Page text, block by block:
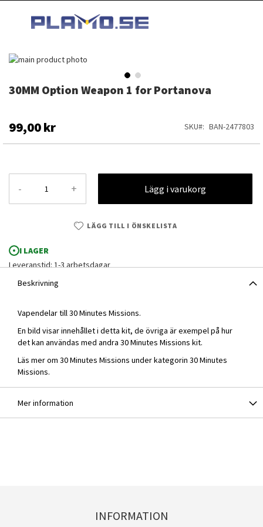
INNEHÅLLET
30MM Option Weapon 1 for Portanova
99,00 kr SKU BAN-2477803
- + Lägg i varukorg
LÄGG TILL I ÖNSKELISTA
I LAGER
Leveranstid: 1-3 arbetsdagar
Hoppa
av
Hoppa
av
bildgalleriet
Beskrivning
Vapendelar till 30 Minutes Missions.
En bild visar innehållet i detta kit, de övriga är exempel på hur
det kan användas med andra 30 Minutes Missions kit.
Läs mer om 30 Minutes Missions under kategorin 30 Minutes
Missions.
Mer information
INFORMATION